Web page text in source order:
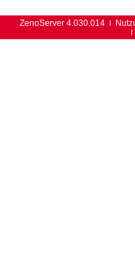
ZenoServer 4.030.014